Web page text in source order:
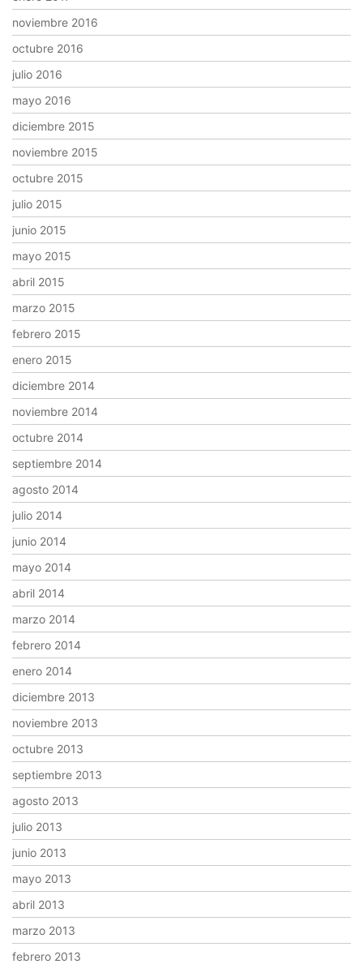
noviembre 2016
octubre 2016
julio 2016
mayo 2016
diciembre 2015
noviembre 2015
octubre 2015
julio 2015
junio 2015
mayo 2015
abril 2015
marzo 2015
febrero 2015
enero 2015
diciembre 2014
noviembre 2014
octubre 2014
septiembre 2014
agosto 2014
julio 2014
junio 2014
mayo 2014
abril 2014
marzo 2014
febrero 2014
enero 2014
diciembre 2013
noviembre 2013
octubre 2013
septiembre 2013
agosto 2013
julio 2013
junio 2013
mayo 2013
abril 2013
marzo 2013
febrero 2013